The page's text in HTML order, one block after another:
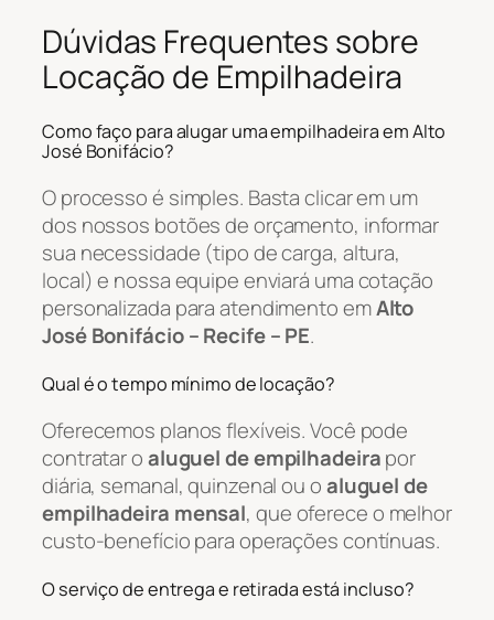
Dúvidas Frequentes sobre
Locação de Empilhadeira
Como faço para alugar uma empilhadeira em Alto
José Bonifácio?
O processo é simples. Basta clicar em um
dos nossos botões de orçamento, informar
sua necessidade (tipo de carga, altura,
local) e nossa equipe enviará uma cotação
personalizada para atendimento emAlto
José Bonifácio – Recife – PE.
Qual é o tempo mínimo de locação?
Oferecemos planos flexíveis. Você pode
contratar oaluguel de empilhadeirapor
diária, semanal, quinzenal ou oaluguel de
empilhadeira mensal, que oferece o melhor
custo-benefício para operações contínuas.
O serviço de entrega e retirada está incluso?